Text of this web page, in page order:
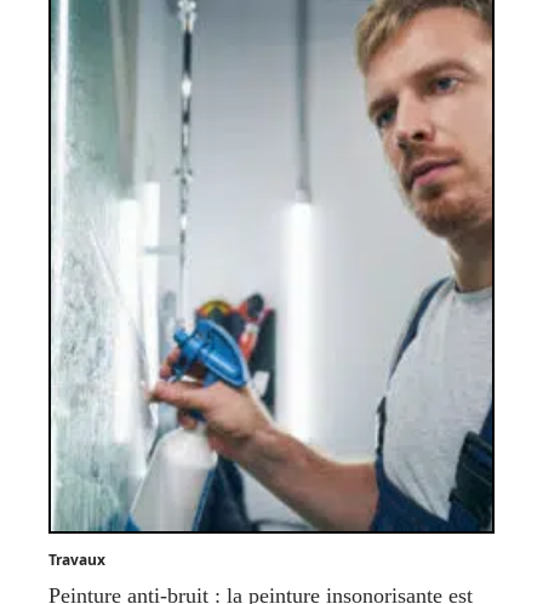
Travaux
Peinture anti-bruit : la peinture insonorisante est